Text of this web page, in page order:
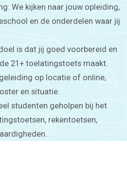
We kijken naar jouw opleiding,
en de onderdelen waar jij
is dat jij goed voorbereid en
21+ toelatingstoets maakt.
op locatie of online,
en situatie.
studenten geholpen bij het
rekentoetsen,